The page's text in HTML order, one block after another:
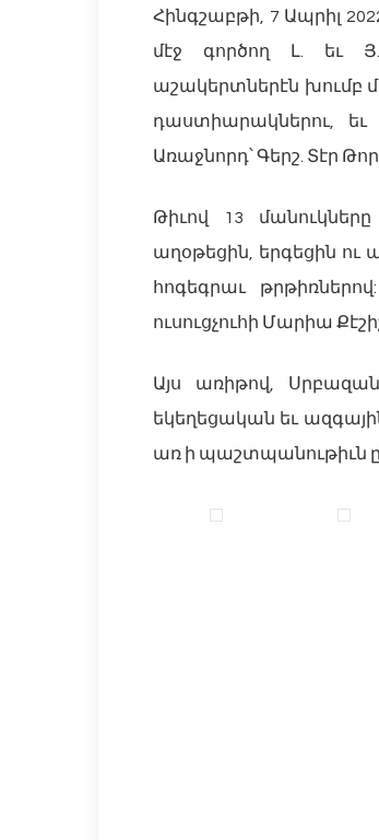
Հինգշաբթի, 7 Ապրիլ
մէջ գործող Լ. եւ
աշակերտներէն խումբ
դաստիարակներու, եւ
Առաջնորդ՝ Գերշ. Տէր
Թիւով 13
աղօթեցին, երգեցին ու
հոգեգրաւ
ուսուցչուհի Մարիա
Այս առիթով,
եկեղեցական եւ
առ ի պաշտպանութիւն